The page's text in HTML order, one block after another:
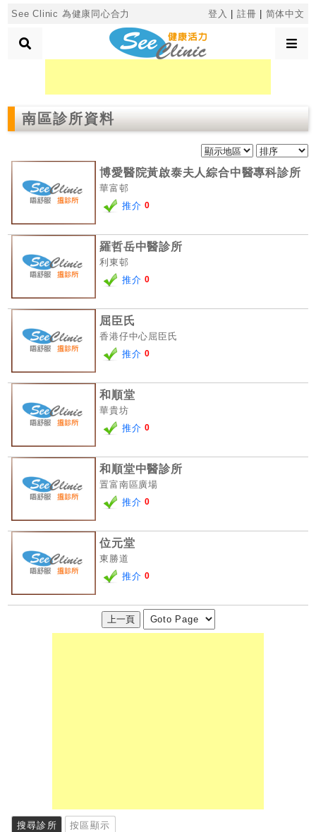
See Clinic 為健康同心合力 登入 註冊 简体中文
所
分
搜
尋
所
按
搜
小
應
診
症
室
服
務
公
立
醫
×
南區診所資料
博愛醫院黃啟泰夫人綜合中醫專科診所
華富邨
推介 0
羅哲岳中醫診所
利東邨
推介 0
屈臣氏
香港仔中心屈臣氏
推介 0
和順堂
華貴坊
推介 0
和順堂中醫診所
置富南區廣場
推介 0
位元堂
東勝道
推介 0
搜尋診所 按區顯示